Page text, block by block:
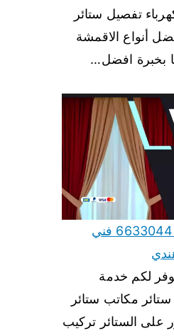
تفصيل ستائر
أنواع الاقمشة
بخبرة افضل…
تركيب ستائر الصبية 66330441 فني
لكم خدمة
مكاتب ستائر
الستائر تركيب